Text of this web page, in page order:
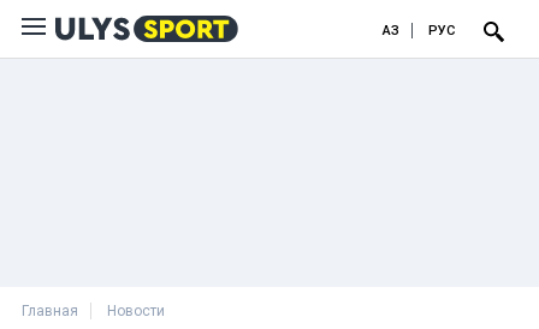
ҚАЗ РУС
Главная Новости